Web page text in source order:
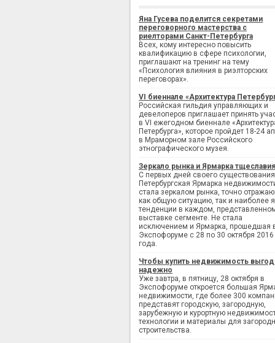
Яна Гусева поделится секретами
переговорного мастерства с
риелторами Санкт-Петербурга
Всех, кому интересно повысить
квалификацию в сфере психологии,
приглашают на тренинг на тему
«Психология влияния в риэлторских
переговорах».
VI биеннале «Архитектура
Российская гильдия управляющих и
девелоперов приглашает принять
в VI ежегодном биеннале
Петербурга», которое пройдет 18-24
в Мраморном зале Российского
этнографического музея.
Зеркало рынка и Ярмарка тщеславия
С первых дней своего существования
Петербургская Ярмарка
стала зеркалом рынка, точно
как общую ситуацию, так и наиболее
тенденции в каждом,
выставке сегменте. Не стала
исключением и Ярмарка, прошедшая
Экспофоруме с 28 по 30 октября 2016
года.
Чтобы купить недвижимость
надежно
Уже завтра, в пятницу, 28 октября в
Экспофоруме откроется большая
недвижимости, где более 300
представят городскую, загородную,
зарубежную и курортную
технологии и материалы для
строительства.